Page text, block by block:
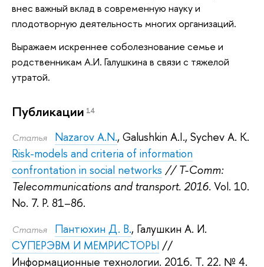
внес важный вклад в современную науку и
плодотворную деятельность многих организаций.
Выражаем искреннее соболезнование семье и
родственникам А.И. Галушкина в связи с тяжелой
утратой.
Публикации 14
Статья Nazarov A.N., Galushkin A.I., Sychev A. K.
Risk-models and criteria of information
confrontation in social networks // T-Comm:
Telecommunications and transport. 2016. Vol. 10.
No. 7. P. 81–86.
Статья Пантюхин Д. В., Галушкин А. И.
СУПЕРЭВМ И МЕМРИСТОРЫ //
Информационные технологии. 2016. Т. 22. № 4.